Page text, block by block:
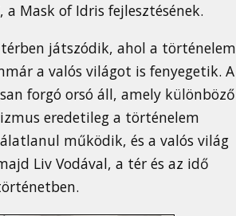
Mask of Idris fejlesztésének.
játszódik, ahol a történelem
a valós világot is fenyegetik. A
forgó orsó áll, amely különböző
eredetileg a történelem
működik, és a valós világ
Liv Vodával, a tér és az idő